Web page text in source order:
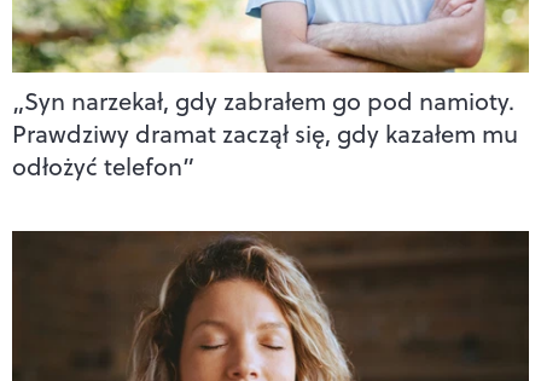
„Syn narzekał, gdy zabrałem go pod namioty.
Prawdziwy dramat zaczął się, gdy kazałem mu
odłożyć telefon”